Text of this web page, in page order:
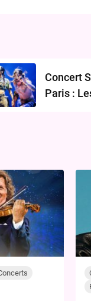
Concert
Paris :